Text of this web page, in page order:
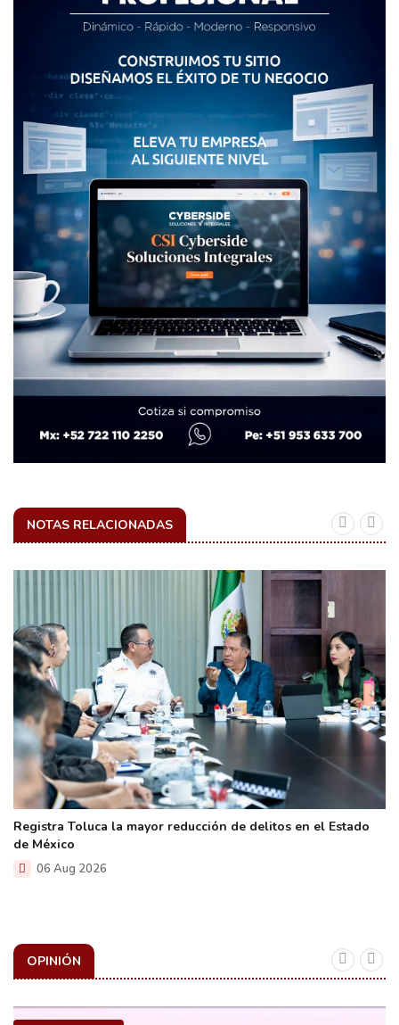
NOTAS RELACIONADAS
Registra Toluca la mayor reducción de delitos en el Estado
de México
06 Aug 2026
OPINIÓN